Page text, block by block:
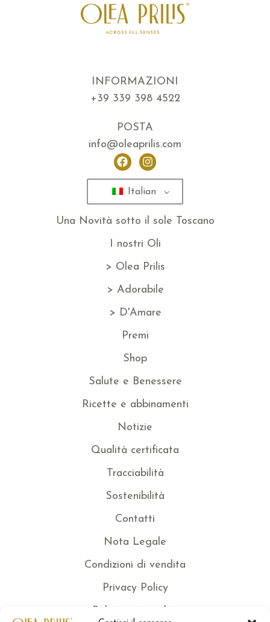
INFORMAZIONI
+39 339 398 4522
POSTA
info@oleaprilis.com
Italian
Una Novità sotto il sole Toscano
I nostri Oli
> Olea Prilis
> Adorabile
> D'Amare
Premi
Shop
Salute e Benessere
Ricette e abbinamenti
Notizie
Qualità certificata
Tracciabilità
Sostenibilità
Contatti
Nota Legale
Condizioni di vendita
Privacy Policy